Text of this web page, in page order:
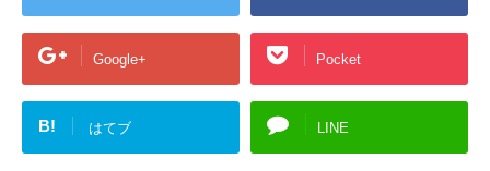
Google+ Pocket
B! はてブ LINE